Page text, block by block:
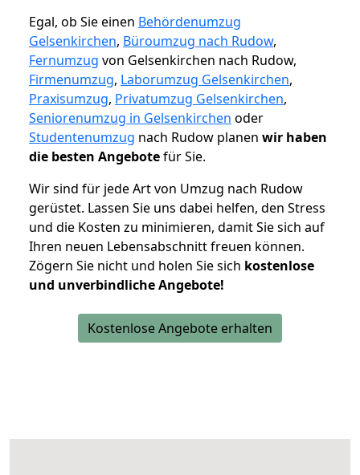
Egal, ob Sie einen Behördenumzug
Gelsenkirchen, Büroumzug nach Rudow,
Fernumzug von Gelsenkirchen nach Rudow,
Firmenumzug, Laborumzug Gelsenkirchen,
Praxisumzug, Privatumzug Gelsenkirchen,
Seniorenumzug in Gelsenkirchen oder
Studentenumzug nach Rudow planen wir haben
die besten Angebotefür Sie.
Wir sind für jede Art von Umzug nach Rudow
gerüstet. Lassen Sie uns dabei helfen, den Stress
und die Kosten zu minimieren, damit Sie sich auf
Ihren neuen Lebensabschnitt freuen können.
Zögern Sie nicht und holen Sie sich kostenlose
und unverbindliche Angebote!
Kostenlose Angebote erhalten